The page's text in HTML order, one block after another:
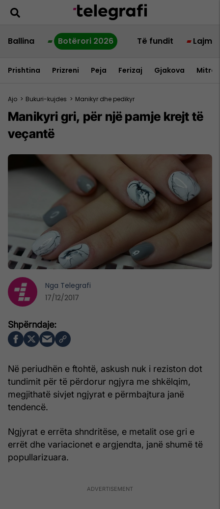
Ballina Botërori 2026 Të fundit Lajme
Prishtina Prizreni Peja Ferizaj Gjakova
Ajo > Bukuri-kujdes > Manikyr dhe pedikyr
Manikyri gri, për një pamje krejt të
veçantë
Në periudhën e ftohtë, askush nuk i reziston dot
tundimit për të përdorur ngjyra me shkëlqim,
megjithatë sivjet ngjyrat e përmbajtura janë
tendencë.
Ngjyrat e errëta shndritëse, e metalit ose gri e
errët dhe variacionet e argjendta, janë shumë të
popullarizuara.
Nga Telegrafi
17/12/2017